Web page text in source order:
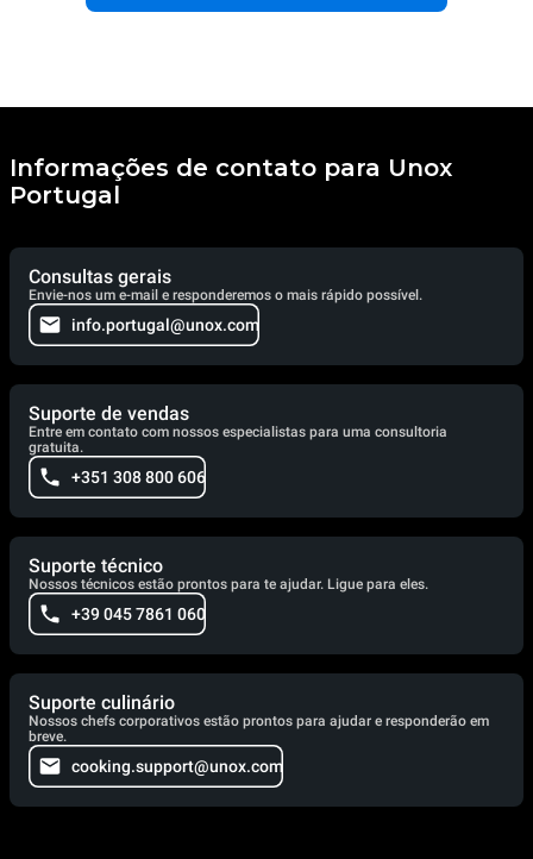
Informações de contato para Unox
Portugal
Consultas gerais
Envie-nos um e-mail e responderemos o mais rápido possível.
info.portugal@unox.com
Suporte de vendas
Entre em contato com nossos especialistas para uma consultoria
gratuita.
+351 308 800 606
Suporte técnico
Nossos técnicos estão prontos para te ajudar. Ligue para eles.
+39 045 7861 060
Suporte culinário
Nossos chefs corporativos estão prontos para ajudar e responderão em
breve.
cooking.support@unox.com